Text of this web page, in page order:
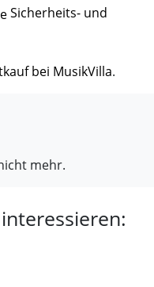
Sicherheits- und
bei MusikVilla.
mehr.